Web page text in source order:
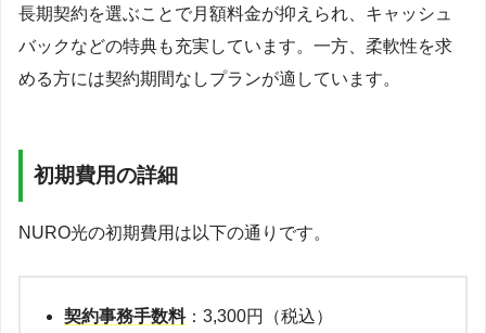
長期契約を選ぶことで月額料金が抑えられ、キャッシュ
バックなどの特典も充実しています。一方、柔軟性を求
める方には契約期間なしプランが適しています。
初期費用の詳細
NURO光の初期費用は以下の通りです。
契約事務手数料：3,300円（税込）